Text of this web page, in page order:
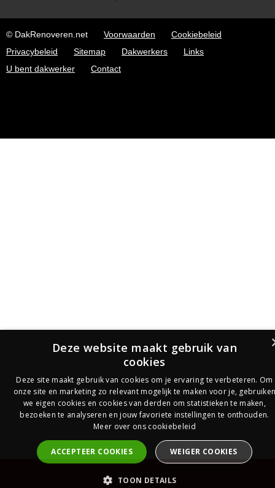
© DakRenoveren.net Voorwaarden
Cookiebeleid
Privacybeleid
Sitemap Dakwerkers
Links
U bent dakwerker
Contact
PrijsOfferte
Deze website maakt gebruik van
cookies
Deze site maakt gebruik van cookies om je ervaring te verbeteren. Om
onze site en marketing zo relevant mogelijk te maken voor je,
we eigen cookies en cookies van derden om statistieken te maken,
bezoeken te analyseren en jouw favoriete instellingen te onthouden.
Meer over ons cookiebeleid
ACCEPTEER COOKIES WEIGER COOKIES
TOON DETAILS